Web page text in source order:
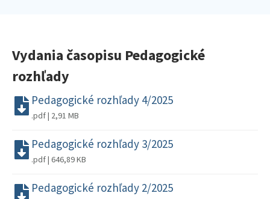
Vydania časopisu Pedagogické
rozhľady
Pedagogické rozhľady 4/2025
.pdf | 2,91 MB
Pedagogické rozhľady 3/2025
.pdf | 646,89 KB
Pedagogické rozhľady 2/2025